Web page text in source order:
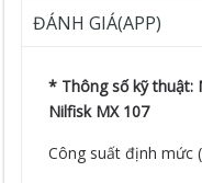
ĐÁNH GIÁ(APP)
* Thông số kỹ thuật:
Nilfisk MX 107
Công suất định mức